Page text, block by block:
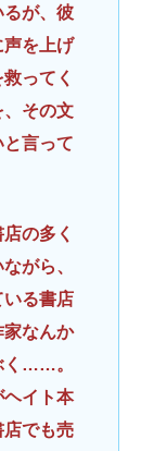
るが、彼
声を上げ
ってく
その文
言って
の多く
がら、
る書店
なんか
く……。
ヘイト本
でも売